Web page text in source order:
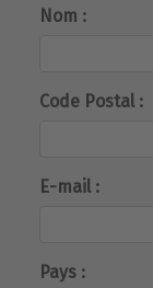
Nom :
Code Postal :
E-mail :
Pays :